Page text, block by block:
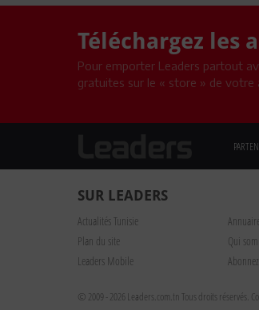
Téléchargez les
Pour emporter Leaders partout
gratuites sur le « store » de votre
SUR LEADERS
Actualités Tunisie
Plan du site
Qui
Leaders Mobile
© 2009 - 2026 Leaders.com.tn Tous droits réservés.